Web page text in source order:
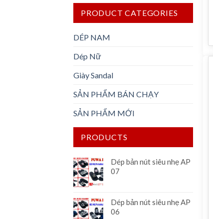
PRODUCT CATEGORIES
DÉP NAM
Dép Nữ
Giày Sandal
SẢN PHẨM BÁN CHẠY
SẢN PHẨM MỚI
PRODUCTS
Dép bản nút siêu nhẹ AP
07
Dép bản nút siêu nhẹ AP
06